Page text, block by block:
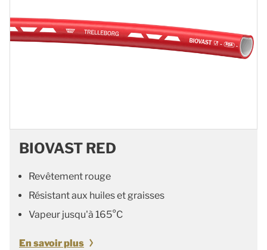
BIOVAST RED
Revêtement rouge
Résistant aux huiles et graisses
Vapeur jusqu'à 165°C
En savoir plus